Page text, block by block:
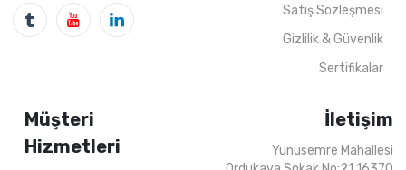
Satış Sözleşmesi
Gizlilik & Güvenlik
Sertifikalar
Müşteri
Hizmetleri
İletişim
Yunusemre Mahallesi